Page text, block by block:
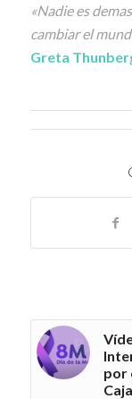
«Nadie es
cambiar el
Greta
por